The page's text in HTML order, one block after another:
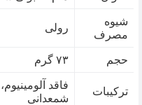
شیوه
مصرف
رولی
حجم ۷۳ گرم
ترکیبات
فاقد
شمعدانی